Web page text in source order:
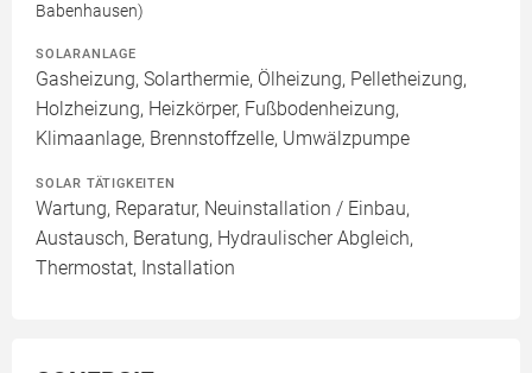
Babenhausen)
SOLARANLAGE
Gasheizung, Solarthermie, Ölheizung, Pelletheizung,
Holzheizung, Heizkörper, Fußbodenheizung,
Klimaanlage, Brennstoffzelle, Umwälzpumpe
SOLAR TÄTIGKEITEN
Wartung, Reparatur, Neuinstallation / Einbau,
Austausch, Beratung, Hydraulischer Abgleich,
Thermostat, Installation